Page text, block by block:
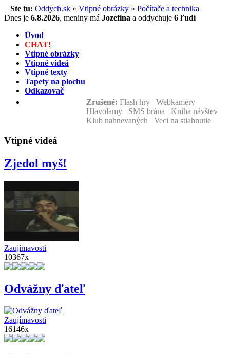
Ste tu: Oddych.sk » Vtipné obrázky » Počítače a technika
Dnes je 6.8.2026, meniny má Jozefína a oddychuje 6 ľudí
Úvod
CHAT!
Vtipné obrázky
Vtipné videá
Vtipné texty
Tapety na plochu
Odkazovač
Zrušené: Flash hry Webkamery
Hlavolamy SMS brána Kniha návštev
Klub nahnevaných Veci na stiahnutie
Vtipné videá
Zjedol myš!
Zaujímavosti
10367x
Odvážny ďateľ
Zaujímavosti
16146x